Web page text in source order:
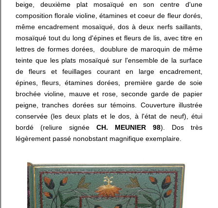
beige, deuxième plat mosaïqué en son centre d'une
composition florale violine, étamines et coeur de fleur dorés,
même encadrement mosaïqué, dos à deux nerfs saillants,
mosaïqué tout du long d'épines et fleurs de lis, avec titre en
lettres de formes dorées, doublure de maroquin de même
teinte que les plats mosaïqué sur l'ensemble de la surface
de fleurs et feuillages courant en large encadrement,
épines, fleurs, étamines dorées, première garde de soie
brochée violine, mauve et rose, seconde garde de papier
peigne, tranches dorées sur témoins. Couverture illustrée
conservée (les deux plats et le dos, à l'état de neuf), étui
bordé (reliure signée CH. MEUNIER 98). Dos très
légèrement passé nonobstant magnifique exemplaire.